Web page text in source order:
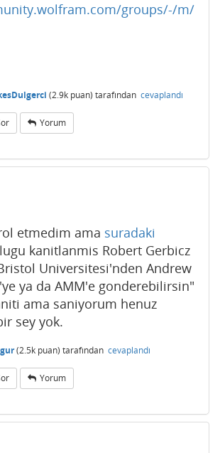
groups/-/m/
(2.9k puan) tarafından cevaplandı
Yorum
etmedim ama suradaki
kanitlanmis Robert Gerbicz
Universitesi'nden Andrew
ya da AMM'e gonderebilirsin"
ama saniyorum henuz
sey yok.
(2.5k puan) tarafından cevaplandı
Yorum